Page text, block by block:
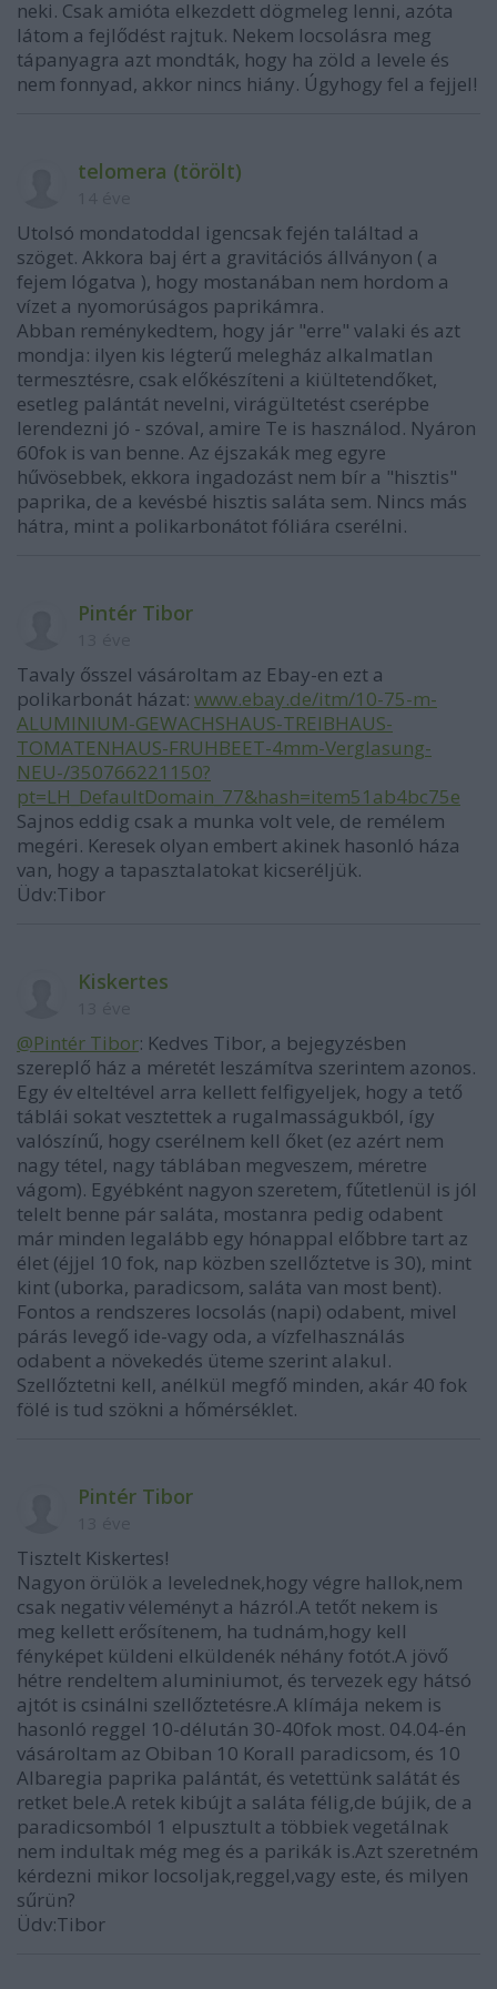
neki. Csak amióta elkezdett dögmeleg lenni, azóta
látom a fejlődést rajtuk. Nekem locsolásra meg
tápanyagra azt mondták, hogy ha zöld a levele és
nem fonnyad, akkor nincs hiány. Úgyhogy fel a fejjel!
telomera (törölt)
Utolsó mondatoddal igencsak fején találtad a
szöget. Akkora baj ért a gravitációs állványon ( a
fejem lógatva ), hogy mostanában nem hordom a
vízet a nyomorúságos paprikámra.
Abban reménykedtem, hogy jár "erre" valaki és azt
mondja: ilyen kis légterű melegház alkalmatlan
termesztésre, csak előkészíteni a kiültetendőket,
esetleg palántát nevelni, virágültetést cserépbe
lerendezni jó - szóval, amire Te is használod. Nyáron
60fok is van benne. Az éjszakák meg egyre
hűvösebbek, ekkora ingadozást nem bír a "hisztis"
paprika, de a kevésbé hisztis saláta sem. Nincs más
hátra, mint a polikarbonátot fóliára cserélni.
Pintér Tibor
Tavaly ősszel vásároltam az Ebay-en ezt a
polikarbonát házat: www.ebay.de/itm/10-75-m-
ALUMINIUM-GEWACHSHAUS-TREIBHAUS-
TOMATENHAUS-FRUHBEET-4mm-Verglasung-
NEU-/350766221150?
pt=LH_DefaultDomain_77&hash=item51ab4bc75e
Sajnos eddig csak a munka volt vele, de remélem
megéri. Keresek olyan embert akinek hasonló háza
van, hogy a tapasztalatokat kicseréljük.
Üdv:Tibor
Kiskertes
@Pintér Tibor: Kedves Tibor, a bejegyzésben
szereplő ház a méretét leszámítva szerintem azonos.
Egy év elteltével arra kellett felfigyeljek, hogy a tető
táblái sokat vesztettek a rugalmasságukból, így
valószínű, hogy cserélnem kell őket (ez azért nem
nagy tétel, nagy táblában megveszem, méretre
vágom). Egyébként nagyon szeretem, fűtetlenül is jól
telelt benne pár saláta, mostanra pedig odabent
már minden legalább egy hónappal előbbre tart az
élet (éjjel 10 fok, nap közben szellőztetve is 30), mint
kint (uborka, paradicsom, saláta van most bent).
Fontos a rendszeres locsolás (napi) odabent, mivel
párás levegő ide-vagy oda, a vízfelhasználás
odabent a növekedés üteme szerint alakul.
Szellőztetni kell, anélkül megfő minden, akár 40 fok
fölé is tud szökni a hőmérséklet.
Pintér Tibor
Tisztelt Kiskertes!
Nagyon örülök a levelednek,hogy végre hallok,nem
csak negativ véleményt a házról.A tetőt nekem is
meg kellett erősítenem, ha tudnám,hogy kell
fényképet küldeni elküldenék néhány fotót.A jövő
hétre rendeltem aluminiumot, és tervezek egy hátsó
ajtót is csinálni szellőztetésre.A klímája nekem is
hasonló reggel 10-délután 30-40fok most. 04.04-én
vásároltam az Obiban 10 Korall paradicsom, és 10
Albaregia paprika palántát, és vetettünk salátát és
retket bele.A retek kibújt a saláta félig,de bújik, de a
paradicsomból 1 elpusztult a többiek vegetálnak
nem indultak még meg és a parikák is.Azt szeretném
kérdezni mikor locsoljak,reggel,vagy este, és milyen
sűrün?
Üdv:Tibor